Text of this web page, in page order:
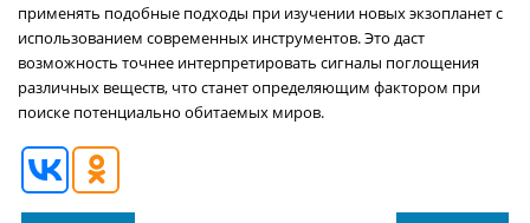
применять подобные подходы при изучении новых экзопланет с
использованием современных инструментов. Это даст
возможность точнее интерпретировать сигналы поглощения
различных веществ, что станет определяющим фактором при
поиске потенциально обитаемых миров.